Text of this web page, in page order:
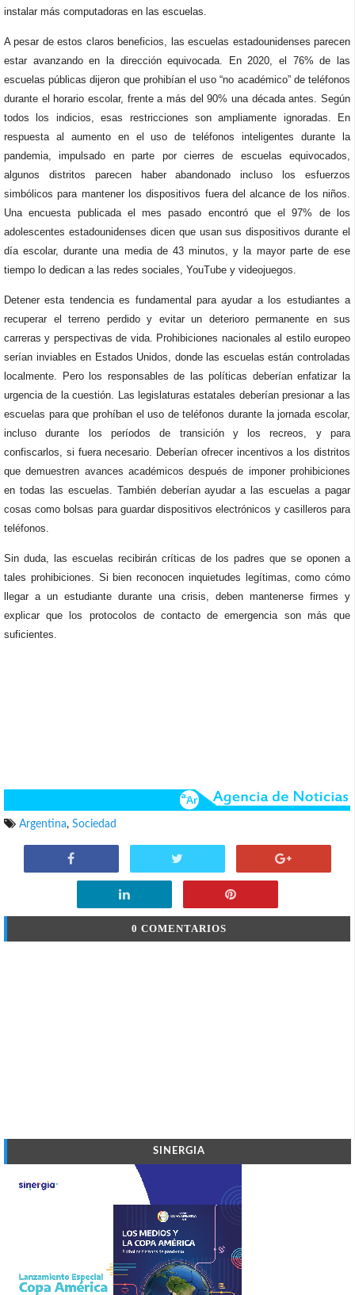
instalar más computadoras en las escuelas.
A pesar de estos claros beneficios, las escuelas estadounidenses parecen
estar avanzando en la dirección equivocada. En 2020, el 76% de las
escuelas públicas dijeron que prohibían el uso “no académico” de teléfonos
durante el horario escolar, frente a más del 90% una década antes. Según
todos los indicios, esas restricciones son ampliamente ignoradas. En
respuesta al aumento en el uso de teléfonos inteligentes durante la
pandemia, impulsado en parte por cierres de escuelas equivocados,
algunos distritos parecen haber abandonado incluso los esfuerzos
simbólicos para mantener los dispositivos fuera del alcance de los niños.
Una encuesta publicada el mes pasado encontró que el 97% de los
adolescentes estadounidenses dicen que usan sus dispositivos durante el
día escolar, durante una media de 43 minutos, y la mayor parte de ese
tiempo lo dedican a las redes sociales, YouTube y videojuegos.
Detener esta tendencia es fundamental para ayudar a los estudiantes a
recuperar el terreno perdido y evitar un deterioro permanente en sus
carreras y perspectivas de vida. Prohibiciones nacionales al estilo europeo
serían inviables en Estados Unidos, donde las escuelas están controladas
localmente. Pero los responsables de las políticas deberían enfatizar la
urgencia de la cuestión. Las legislaturas estatales deberían presionar a las
escuelas para que prohíban el uso de teléfonos durante la jornada escolar,
incluso durante los períodos de transición y los recreos, y para
confiscarlos, si fuera necesario. Deberían ofrecer incentivos a los distritos
que demuestren avances académicos después de imponer prohibiciones
en todas las escuelas. También deberían ayudar a las escuelas a pagar
cosas como bolsas para guardar dispositivos electrónicos y casilleros para
teléfonos.
Sin duda, las escuelas recibirán críticas de los padres que se oponen a
tales prohibiciones. Si bien reconocen inquietudes legítimas, como cómo
llegar a un estudiante durante una crisis, deben mantenerse firmes y
explicar que los protocolos de contacto de emergencia son más que
suficientes.
Argentina, Sociedad
0 COMENTARIOS
SINERGIA